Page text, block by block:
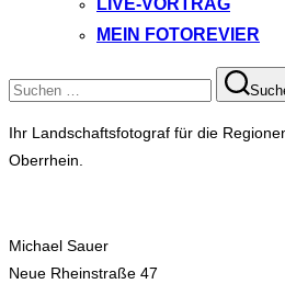
LIVE-VORTRAG
MEIN FOTOREVIER
Suchen
nach:
Ihr Landschaftsfotograf für die
Oberrhein.
Michael Sauer
Neue Rheinstraße 47